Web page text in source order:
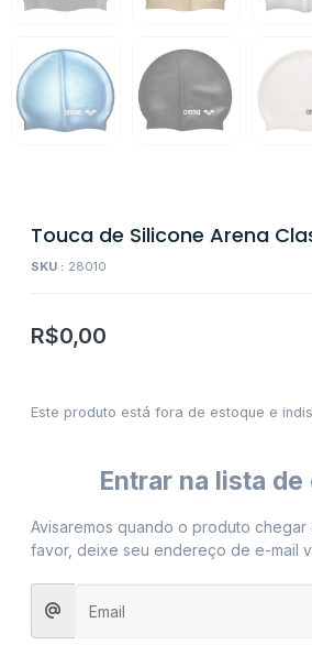
Touca de Silicone Arena
SKU : 28010
R$0,00
Este produto está fora de estoque e
Entrar na lista de
Avisaremos quando o produto chegar
favor, deixe seu endereço de e-mail